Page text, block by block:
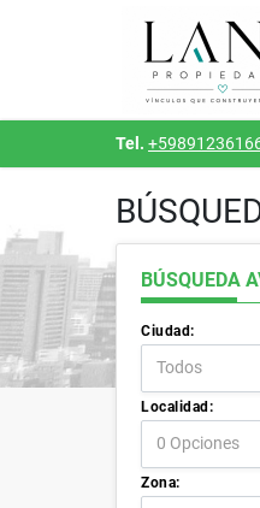
Tel.
BÚSQUEDA
Ciudad:
Todos
Localidad:
0 Opciones
Zona: